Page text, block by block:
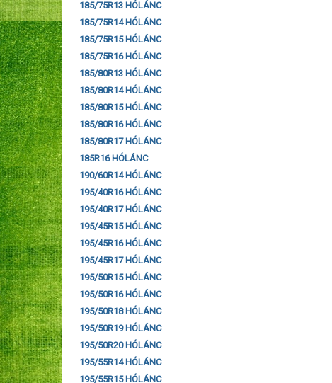
185/75R13 HÓLÁNC
185/75R14 HÓLÁNC
185/75R15 HÓLÁNC
185/75R16 HÓLÁNC
185/80R13 HÓLÁNC
185/80R14 HÓLÁNC
185/80R15 HÓLÁNC
185/80R16 HÓLÁNC
185/80R17 HÓLÁNC
185R16 HÓLÁNC
190/60R14 HÓLÁNC
195/40R16 HÓLÁNC
195/40R17 HÓLÁNC
195/45R15 HÓLÁNC
195/45R16 HÓLÁNC
195/45R17 HÓLÁNC
195/50R15 HÓLÁNC
195/50R16 HÓLÁNC
195/50R18 HÓLÁNC
195/50R19 HÓLÁNC
195/50R20 HÓLÁNC
195/55R14 HÓLÁNC
195/55R15 HÓLÁNC